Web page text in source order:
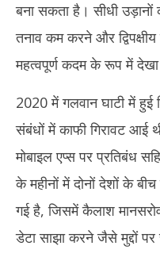
बना सकता है। सीधी
तनाव कम करने और
महत्वपूर्ण कदम के रूप में देखा
2020 में गलवान घाटी में
संबंधों में काफी गिरावट आई
मोबाइल एप्स पर प्रतिबंध
के महीनों में दोनों देशों के
गई है, जिसमें कैलाश
डेटा साझा करने जैसे मुद्दों